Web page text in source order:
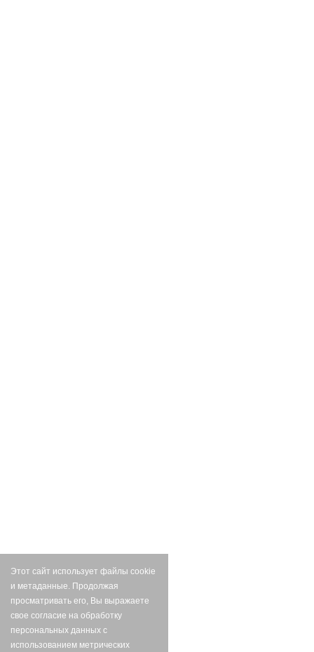
Этот сайт использует файлы cookie
и метаданные. Продолжая
просматривать его, Вы выражаете
свое согласие на обработку
персональных данных с
использованием метрических